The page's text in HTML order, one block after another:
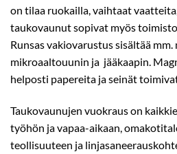
on tilaa ruokailla, vaihtaat
taukovaunut sopivat myös
Runsas vakiovarustus sisältää
mikroaaltouunin ja jääkaapin.
helposti papereita ja seinät
Taukovaunujen vuokraus on
työhön ja vapaa-aikaan,
teollisuuteen ja